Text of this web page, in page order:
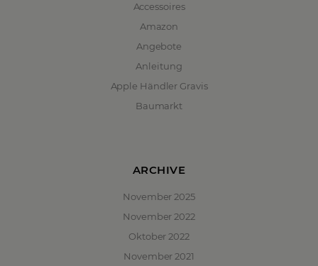
Accessoires
Amazon
Angebote
Anleitung
Apple Händler Gravis
Baumarkt
ARCHIVE
November 2025
November 2022
Oktober 2022
November 2021